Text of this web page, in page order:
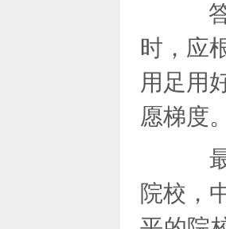
答
时，应
用足用
愿梯度
最
院校，